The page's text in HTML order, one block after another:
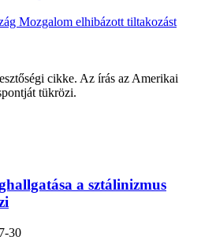
Mozgalom elhibázott tiltakozást
cikke. Az írás az Amerikai
tükrözi.
a sztálinizmus
30